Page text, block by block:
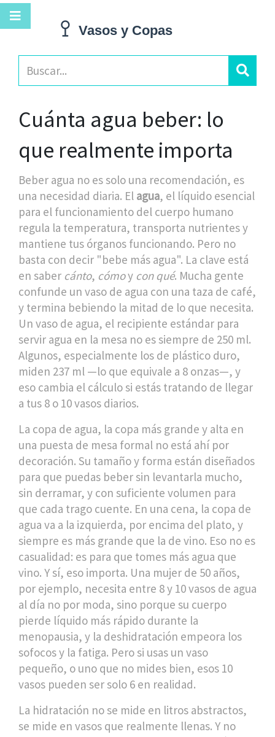
Cuánta agua beber: lo
que realmente importa
Beber agua no es solo una recomendación, es
una necesidad diaria. El agua, el líquido esencial
para el funcionamiento del cuerpo humano
regula la temperatura, transporta nutrientes y
mantiene tus órganos funcionando. Pero no
basta con decir "bebe más agua". La clave está
en saber cánto, cómoy con qué. Mucha gente
confunde un vaso de agua con una taza de café,
y termina bebiendo la mitad de lo que necesita.
Un vaso de agua, el recipiente estándar para
servir agua en la mesa no es siempre de 250 ml.
Algunos, especialmente los de plástico duro,
miden 237 ml —lo que equivale a 8 onzas—, y
eso cambia el cálculo si estás tratando de llegar
a tus 8 o 10 vasos diarios.
La copa de agua, la copa más grande y alta en
una puesta de mesa formal no está ahí por
decoración. Su tamaño y forma están diseñados
para que puedas beber sin levantarla mucho,
sin derramar, y con suficiente volumen para
que cada trago cuente. En una cena, la copa de
agua va a la izquierda, por encima del plato, y
siempre es más grande que la de vino. Eso no es
casualidad: es para que tomes más agua que
vino. Y sí, eso importa. Una mujer de 50 años,
por ejemplo, necesita entre 8 y 10 vasos de agua
al día no por moda, sino porque su cuerpo
pierde líquido más rápido durante la
menopausia, y la deshidratación empeora los
sofocos y la fatiga. Pero si usas un vaso
pequeño, o uno que no mides bien, esos 10
vasos pueden ser solo 6 en realidad.
La hidratación no se mide en litros abstractos,
se mide en vasos que realmente llenas. Y no